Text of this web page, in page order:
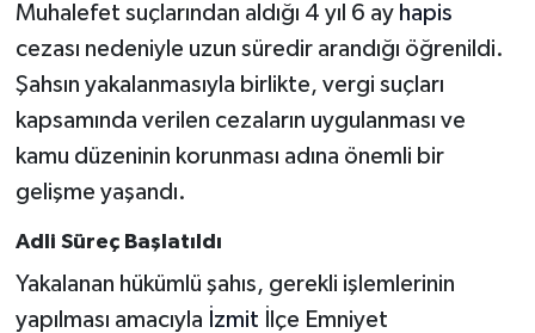
Muhalefet suçlarından aldığı 4 yıl 6 ay hapis
cezası nedeniyle uzun süredir arandığı öğrenildi.
Şahsın yakalanmasıyla birlikte, vergi suçları
kapsamında verilen cezaların uygulanması ve
kamu düzeninin korunması adına önemli bir
gelişme yaşandı.
Adli Süreç Başlatıldı
Yakalanan hükümlü şahıs, gerekli işlemlerinin
yapılması amacıyla İzmit
İlçe Emniyet